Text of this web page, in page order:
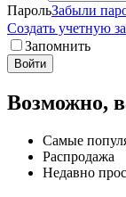
ПарольЗабыли
Создать учетную
Запомнить
Войти
Возможно,
Самые
Распродажа
Недавно